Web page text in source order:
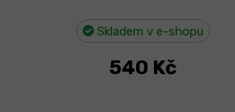
Skladem v e-shopu
540 Kč